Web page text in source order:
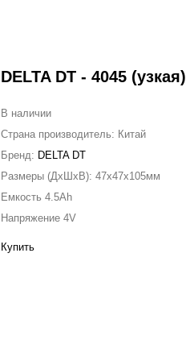
DELTA DT - 4045 (узкая)
В наличии
Страна производитель: Китай
Бренд: DELTA DT
Размеры (ДxШxВ): 47x47x105мм
Емкость 4.5Ah
Напряжение 4V
Купить